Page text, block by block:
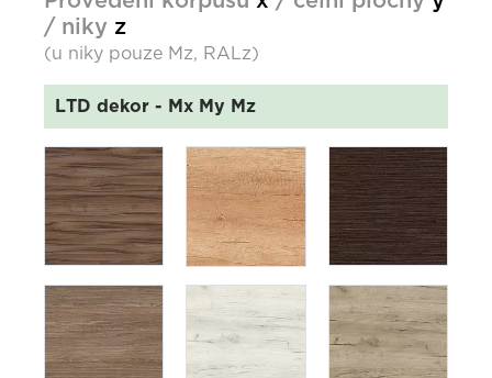
/ niky z
(u niky pouze Mz, RALz)
LTD dekor - Mx My Mz